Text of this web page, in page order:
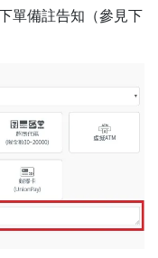
單備註告知（參見下